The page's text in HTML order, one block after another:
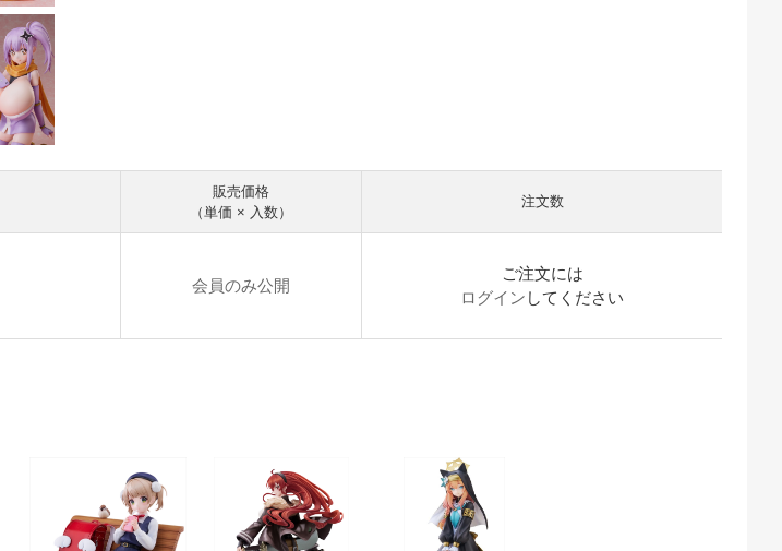
販売価格
（単価 × 入数）
注文数
会員のみ公開
ご注文には
ログイン してください